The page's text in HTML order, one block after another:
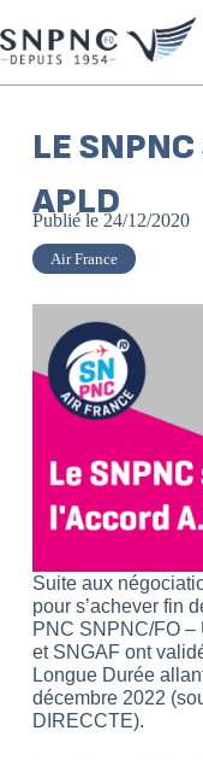
LE SNPNC
APLD
Publié le 24/12/2020
Air France
Suite aux
pour s’achever fin
PNC SNPNC/FO
et SNGAF ont
Longue Durée
décembre 2022
DIRECCTE).